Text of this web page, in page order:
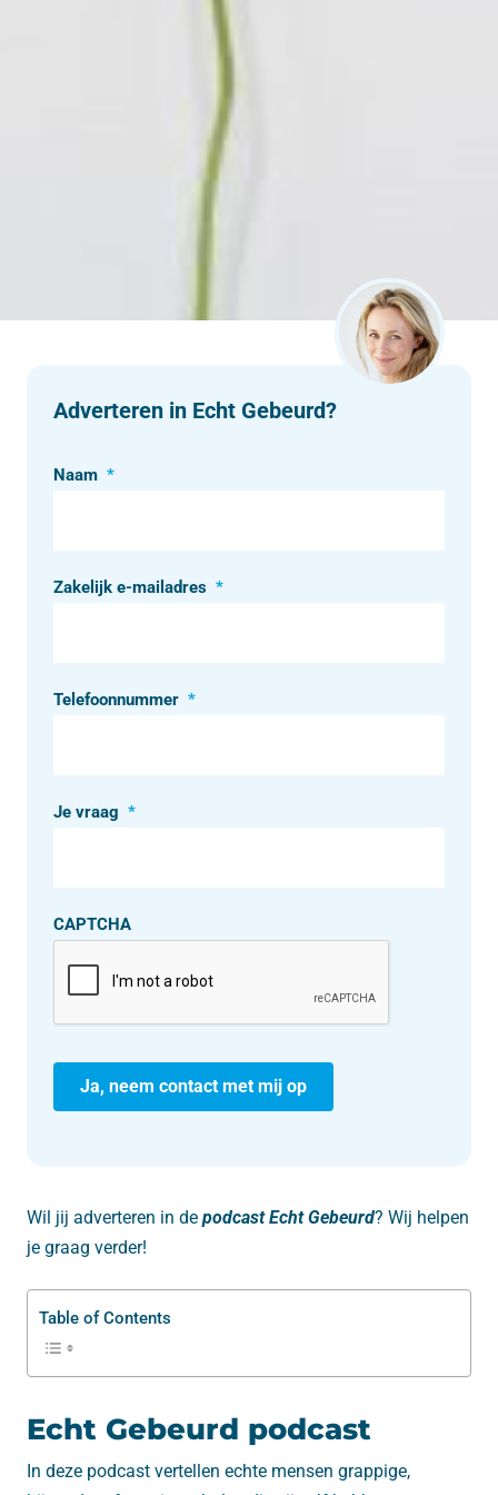
Adverteren in Echt Gebeurd?
Naam *
Zakelijk e-mailadres *
Telefoonnummer *
Je vraag *
CAPTCHA
Wil jij adverteren in de podcast Echt Gebeurd? Wij helpen
je graag verder!
Table of Contents
Echt Gebeurd podcast
In deze podcast vertellen echte mensen grappige,